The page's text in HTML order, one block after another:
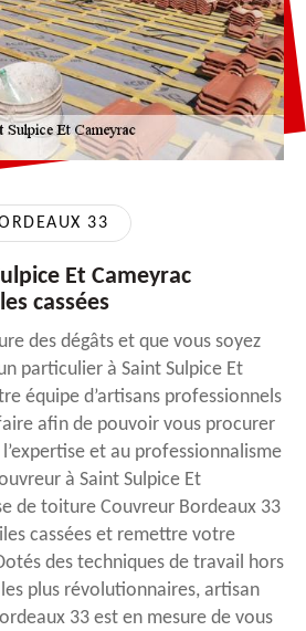
33
Et Cameyrac
cassées
des dégâts et que vous soyez
particulier à Saint Sulpice Et
équipe d’artisans professionnels
afin de pouvoir vous procurer
et au professionnalisme
à Saint Sulpice Et
de toiture Couvreur Bordeaux 33
cassées et remettre votre
des techniques de travail hors
plus révolutionnaires, artisan
33 est en mesure de vous